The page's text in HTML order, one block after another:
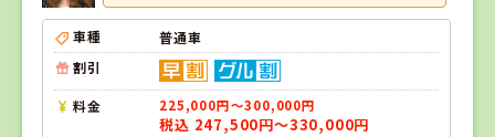
車種
普通車
割引
料金 225,000円～300,000円
税込 247,500円～330,000円